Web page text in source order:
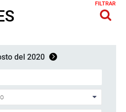
FILTRAR
del 2020